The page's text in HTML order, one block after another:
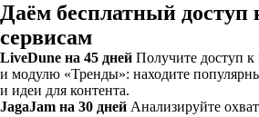
Даём бесплатный
сервисам
LiveDune на 45 дней Получите доступ
и модулю «Тренды»: находите
и идеи для контента.
JagaJam на 30 дней Анализируйте